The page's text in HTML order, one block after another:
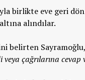
birlikte eve geri
alındılar.
belirten
çağrılarına cevap